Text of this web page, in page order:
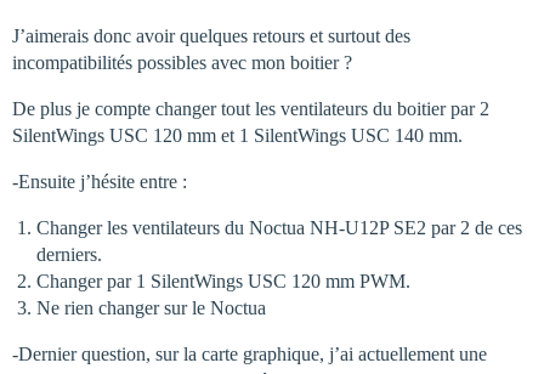
J’aimerais donc avoir quelques retours et surtout des
incompatibilités possibles avec mon boitier ?
De plus je compte changer tout les ventilateurs du boitier par 2
SilentWings USC 120 mm et 1 SilentWings USC 140 mm.
-Ensuite j’hésite entre :
Changer les ventilateurs du Noctua NH-U12P SE2 par 2 de ces
derniers.
Changer par 1 SilentWings USC 120 mm PWM.
Ne rien changer sur le Noctua
-Dernier question, sur la carte graphique, j’ai actuellement une